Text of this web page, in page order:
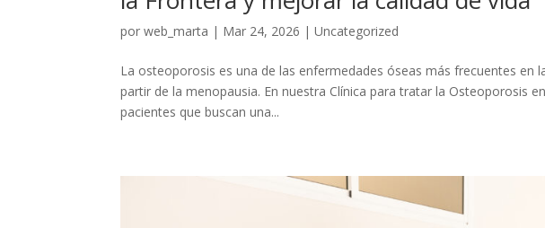
porweb_marta | Mar 24, 2026 |Uncategorized
La osteoporosis es una de las enfermedades óseas más frecuentes en
partir de la menopausia. En nuestra Clínica para tratar la Osteoporosis
pacientes que buscan una...